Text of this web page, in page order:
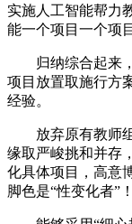
实施人工智能帮力
能一个项目一个项
归纳综合起来，
项目放置取施行方
经验。
放弃原有教师组
缘取严峻挑和并存
化具体项目，高意
脚色是“性变化者”！